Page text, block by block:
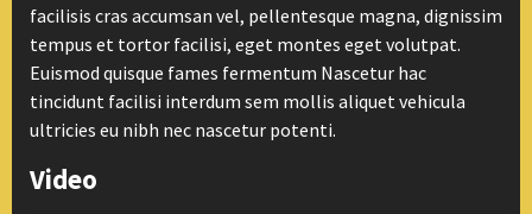
facilisis cras accumsan vel, pellentesque magna, dignissim
tempus et tortor facilisi, eget montes eget volutpat.
Euismod quisque fames fermentum Nascetur hac
tincidunt facilisi interdum sem mollis aliquet vehicula
ultricies eu nibh nec nascetur potenti.
Video